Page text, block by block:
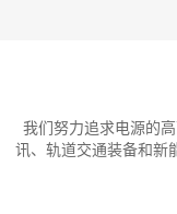
我们努力追求电源的
讯、轨道交通装备和新